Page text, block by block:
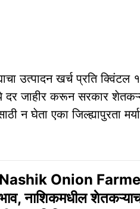
उत्पादन खर्च प्रति क्विंटल
जाहीर करून सरकार
न घेता एका जिल्ह्यापुरता
Nashik Onion Farmer
नाशिकमधील